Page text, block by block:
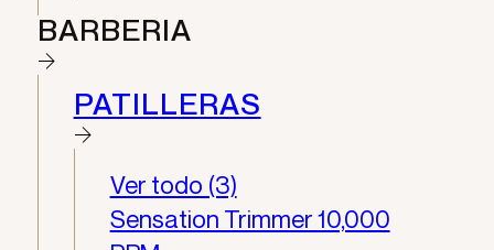
BARBERIA
PATILLERAS
Ver todo (3)
Sensation Trimmer 10,000